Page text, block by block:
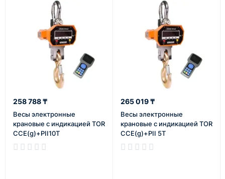
258 788 ₸
Весы электронные
крановые с индикацией TOR
CCE(g)+PII10T
265 019 ₸
Весы электронные
крановые с индикацией TOR
CCE(g)+PII 5T